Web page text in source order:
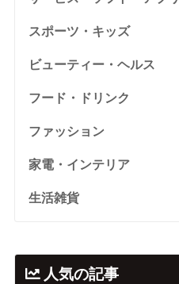
スポーツ・キッズ
ビューティー・ヘルス
フード・ドリンク
ファッション
家電・インテリア
生活雑貨
人気の記事